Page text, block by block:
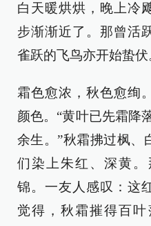
白天暖烘烘，晚上冷
步渐渐近了。那曾活
雀跃的飞鸟亦开始蛰伏
霜色愈浓，秋色愈绚
颜色。“黄叶已先霜降
余生。”秋霜拂过枫、
们染上朱红、深黄
锦。一友人感叹：这
觉得，秋霜摧得百